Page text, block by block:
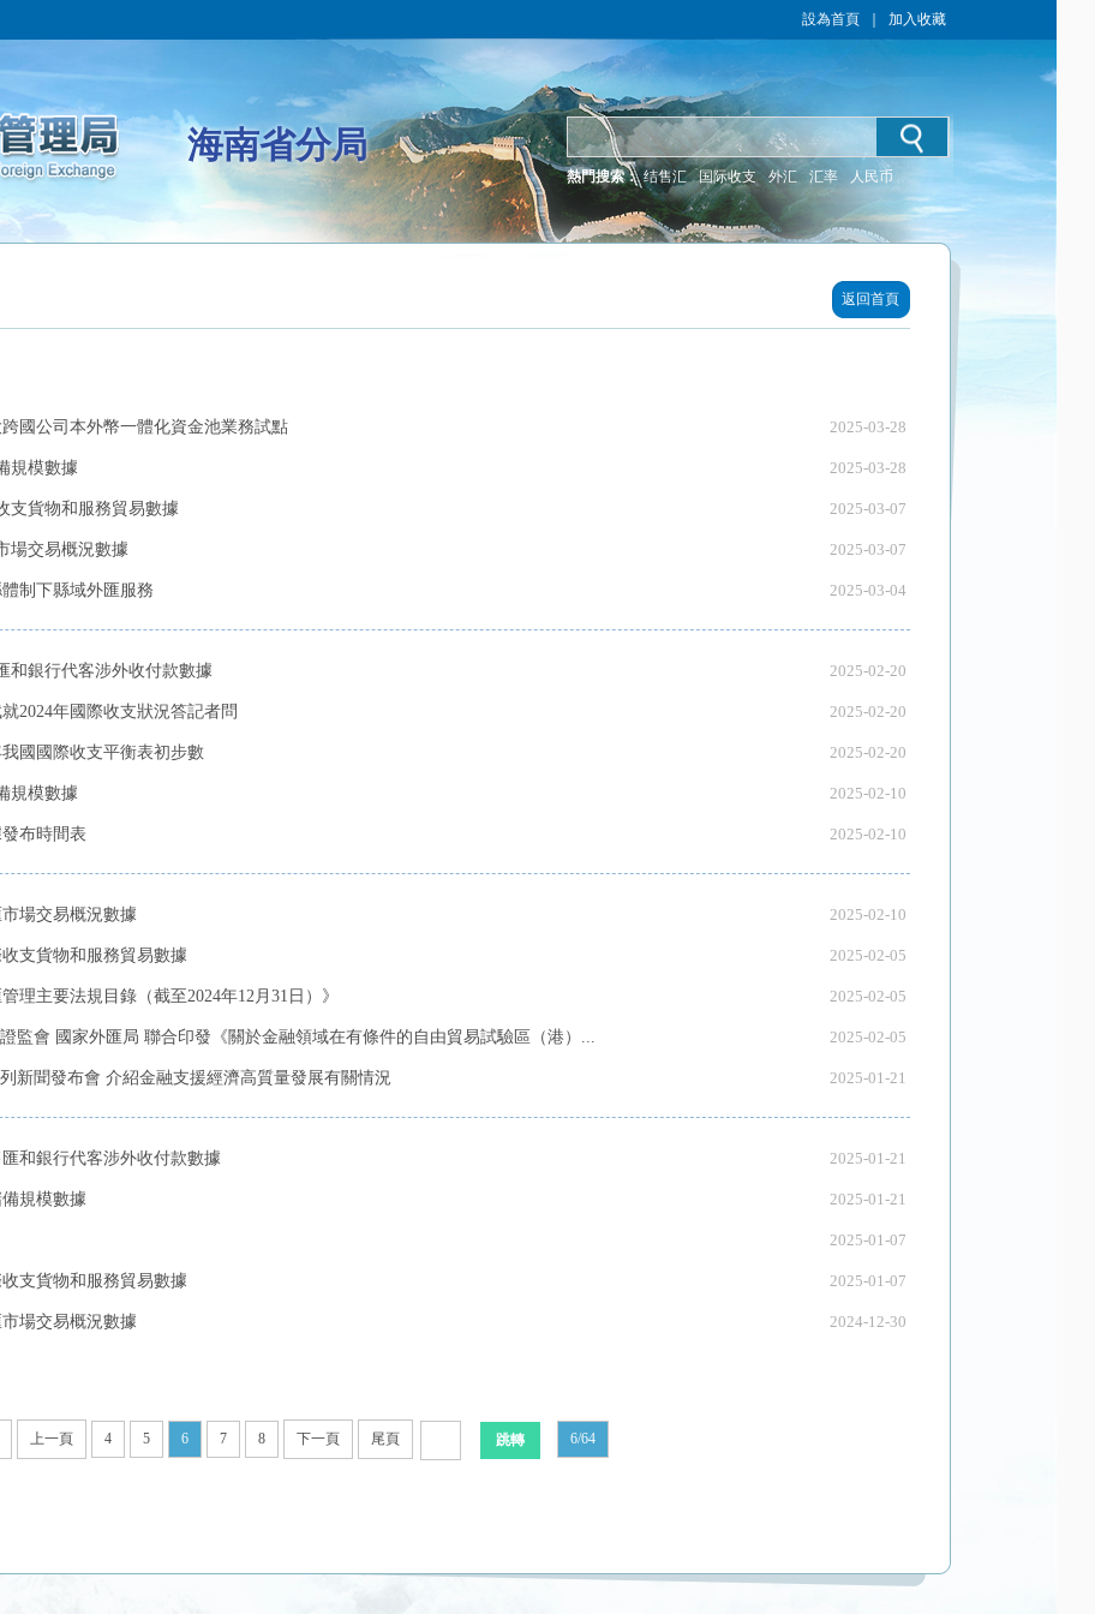
設為首頁 加入收藏
海南省分局
熱門搜索： 结售汇 国际收支 外汇 汇率 人民币
返回首頁
國公司本外幣一體化資金池業務試點 2025-03-28
規模數據 2025-03-28
支貨物和服務貿易數據 2025-03-07
場交易概況數據 2025-03-07
制下縣域外匯服務 2025-03-04
和銀行代客涉外收付款數據 2025-02-20
2024年國際收支狀況答記者問 2025-02-20
國國際收支平衡表初步數 2025-02-20
規模數據 2025-02-10
布時間表 2025-02-10
場交易概況數據 2025-02-10
支貨物和服務貿易數據 2025-02-05
理主要法規目錄（截至2024年12月31日）》 2025-02-05
監會 國家外匯局 聯合印發《關於金融領域在有條件的自由貿易試驗區（港）... 2025-02-05
新聞發布會 介紹金融支援經濟高質量發展有關情況 2025-01-21
和銀行代客涉外收付款數據 2025-01-21
規模數據 2025-01-21
2025-01-07
支貨物和服務貿易數據 2025-01-07
場交易概況數據 2024-12-30
上一頁 4 5 6 7 8 下一頁 尾頁 6/64